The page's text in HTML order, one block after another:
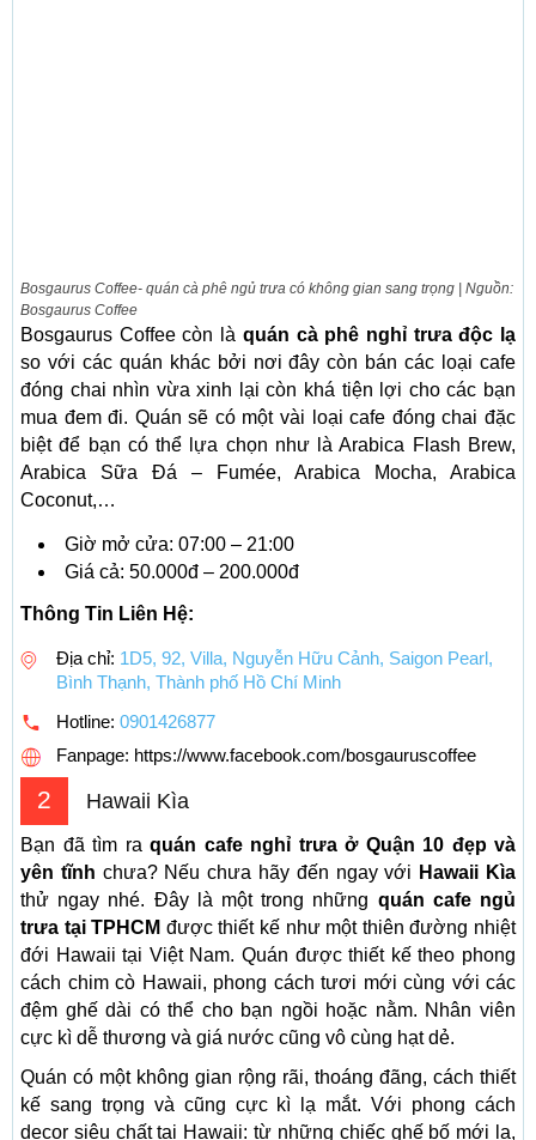
Bosgaurus Coffee- quán cà phê ngủ trưa có không gian sang trọng | Nguồn:
Bosgaurus Coffee
Bosgaurus Coffee còn là quán cà phê nghỉ trưa độc lạ
so với các quán khác bởi nơi đây còn bán các loại cafe
đóng chai nhìn vừa xinh lại còn khá tiện lợi cho các bạn
mua đem đi. Quán sẽ có một vài loại cafe đóng chai đặc
biệt để bạn có thể lựa chọn như là Arabica Flash Brew,
Arabica Sữa Đá – Fumée, Arabica Mocha, Arabica
Coconut,…
Giờ mở cửa: 07:00 – 21:00
Giá cả: 50.000đ – 200.000đ
Thông Tin Liên Hệ:
Địa chỉ: 1D5, 92, Villa, Nguyễn Hữu Cảnh, Saigon Pearl,
Bình Thạnh, Thành phố Hồ Chí Minh
Hotline: 0901426877
Fanpage: https://www.facebook.com/bosgauruscoffee
2 Hawaii Kìa
Bạn đã tìm ra quán cafe nghỉ trưa ở Quận 10 đẹp và
yên tĩnh chưa? Nếu chưa hãy đến ngay với Hawaii Kìa
thử ngay nhé. Đây là một trong những quán cafe ngủ
trưa tại TPHCM được thiết kế như một thiên đường nhiệt
đới Hawaii tại Việt Nam. Quán được thiết kế theo phong
cách chim cò Hawaii, phong cách tươi mới cùng với các
đệm ghế dài có thể cho bạn ngồi hoặc nằm. Nhân viên
cực kì dễ thương và giá nước cũng vô cùng hạt dẻ.
Quán có một không gian rộng rãi, thoáng đãng, cách thiết
kế sang trọng và cũng cực kì lạ mắt. Với phong cách
decor siêu chất tại Hawaii: từ những chiếc ghế bố mới lạ,